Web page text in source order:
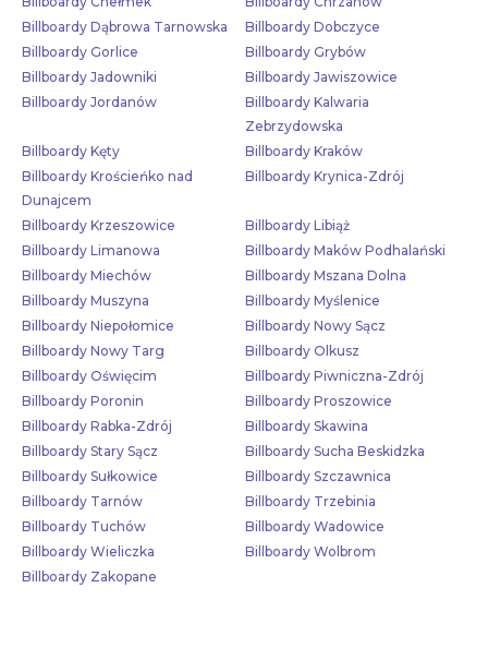
Billboardy Dąbrowa Tarnowska
Billboardy Dobczyce
Billboardy Gorlice
Billboardy Grybów
Billboardy Jadowniki
Billboardy Jawiszowice
Billboardy Jordanów
Billboardy Kalwaria
Zebrzydowska
Billboardy Kęty
Billboardy Kraków
Billboardy Krościeńko nad
Dunajcem
Billboardy Krynica-Zdrój
Billboardy Krzeszowice
Billboardy Libiąż
Billboardy Limanowa
Billboardy Maków Podhalański
Billboardy Miechów
Billboardy Mszana Dolna
Billboardy Muszyna
Billboardy Myślenice
Billboardy Niepołomice
Billboardy Nowy Sącz
Billboardy Nowy Targ
Billboardy Olkusz
Billboardy Oświęcim
Billboardy Piwniczna-Zdrój
Billboardy Poronin
Billboardy Proszowice
Billboardy Rabka-Zdrój
Billboardy Skawina
Billboardy Stary Sącz
Billboardy Sucha Beskidzka
Billboardy Sułkowice
Billboardy Szczawnica
Billboardy Tarnów
Billboardy Trzebinia
Billboardy Tuchów
Billboardy Wadowice
Billboardy Wieliczka
Billboardy Wolbrom
Billboardy Zakopane